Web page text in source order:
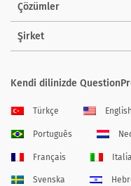
Çözümler
Şirket
Kendi dilinizde
Türkçe English
Português
Français
Svenska